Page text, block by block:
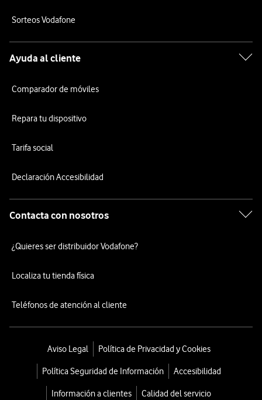
Sorteos Vodafone
Ayuda al cliente
Comparador de móviles
Repara tu dispositivo
Tarifa social
Declaración Accesibilidad
Contacta con nosotros
¿Quieres ser distribuidor Vodafone?
Localiza tu tienda física
Teléfonos de atención al cliente
Aviso Legal Política de Privacidad y Cookies
Política Seguridad de Información Accesibilidad
Información a clientes Calidad del servicio